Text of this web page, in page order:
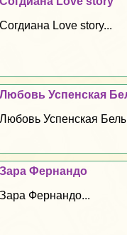
Согдиана Love story...
Любовь Успенская
Любовь Успенская
Зара Фернандо
Зара Фернандо...